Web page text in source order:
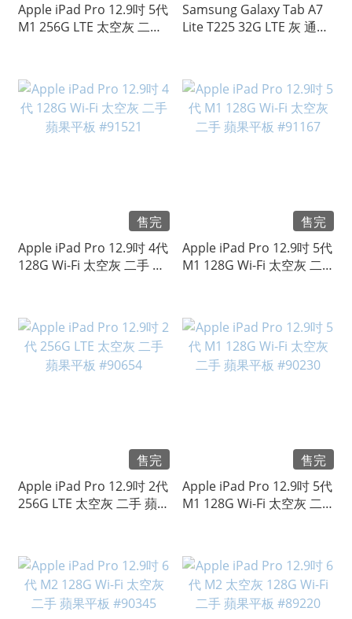
Apple iPad Pro 12.9吋 5代
M1 256G LTE 太空灰 二手
Samsung Galaxy Tab A7
Lite T225 32G LTE 灰 通話
售完
Apple iPad Pro 12.9吋 4代
128G Wi-Fi 太空灰 二手 蘋
售完
Apple iPad Pro 12.9吋 5代
M1 128G Wi-Fi 太空灰 二
售完
Apple iPad Pro 12.9吋 2代
256G LTE 太空灰 二手 蘋果
售完
Apple iPad Pro 12.9吋 5代
M1 128G Wi-Fi 太空灰 二